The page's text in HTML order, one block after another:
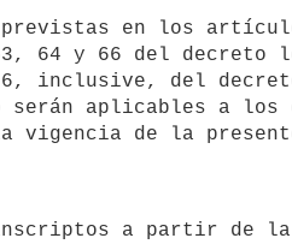
y 66 del decreto
inclusive, del
serán aplicables a los